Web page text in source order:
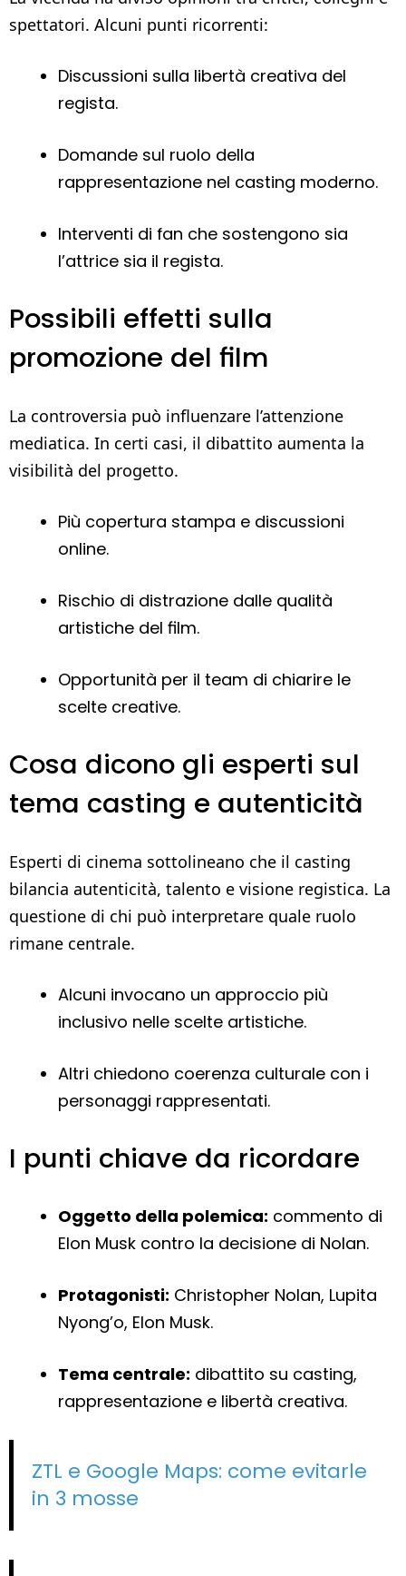
spettatori. Alcuni punti ricorrenti:
Discussioni sulla libertà creativa del
regista.
Domande sul ruolo della
rappresentazione nel casting moderno.
Interventi di fan che sostengono sia
l’attrice sia il regista.
Possibili effetti sulla
promozione del film
La controversia può influenzare l’attenzione
mediatica. In certi casi, il dibattito aumenta la
visibilità del progetto.
Più copertura stampa e discussioni
online.
Rischio di distrazione dalle qualità
artistiche del film.
Opportunità per il team di chiarire le
scelte creative.
Cosa dicono gli esperti sul
tema casting e autenticità
Esperti di cinema sottolineano che il casting
bilancia autenticità, talento e visione registica. La
questione di chi può interpretare quale ruolo
rimane centrale.
Alcuni invocano un approccio più
inclusivo nelle scelte artistiche.
Altri chiedono coerenza culturale con i
personaggi rappresentati.
I punti chiave da ricordare
Oggetto della polemica: commento di
Elon Musk contro la decisione di Nolan.
Protagonisti: Christopher Nolan, Lupita
Nyong’o, Elon Musk.
Tema centrale: dibattito su casting,
rappresentazione e libertà creativa.
ZTL e Google Maps: come evitarle
in 3 mosse